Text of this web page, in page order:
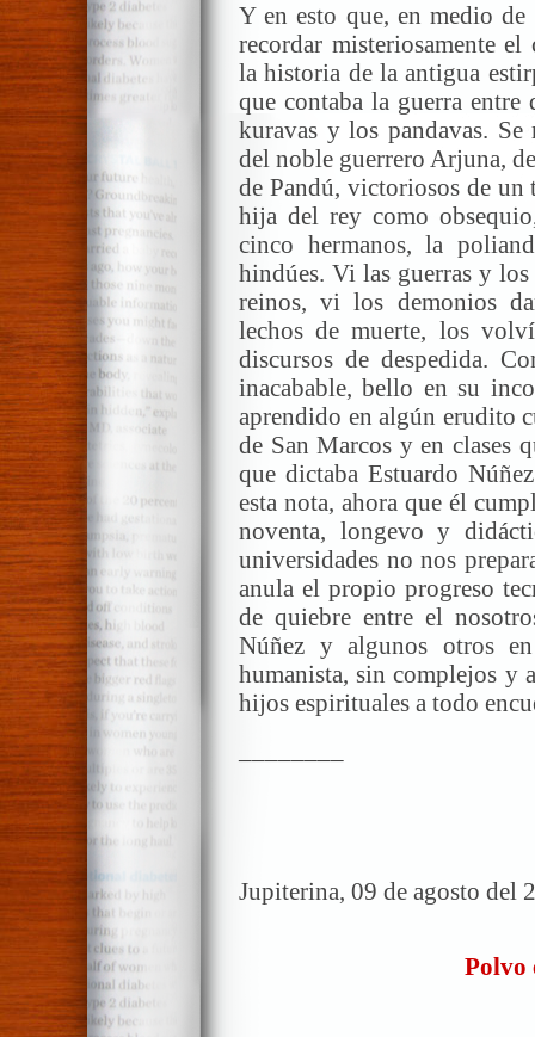
Y en esto que, en medio
recordar misteriosamente
la historia de la antigua
que contaba la guerra entre
kuravas y los pandavas.
del noble guerrero Arjuna,
de Pandú, victoriosos de un
hija del rey como
cinco hermanos, la
hindúes. Vi las guerras y
reinos, vi los demonios
lechos de muerte, los
discursos de despedida.
inacabable, bello en su
aprendido en algún erudito
de San Marcos y en clases
que dictaba Estuardo
esta nota, ahora que él
noventa, longevo y
universidades no nos
anula el propio progreso
de quiebre entre el
Núñez y algunos otros
humanista, sin complejos y
hijos espirituales a todo
Jupiterina, 09 de agosto del
Polvo